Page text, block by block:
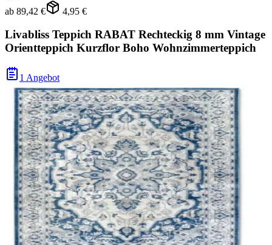
ab 89,42 € 4,95 €
Livabliss Teppich RABAT Rechteckig 8 mm Vintage
Orientteppich Kurzflor Boho Wohnzimmerteppich
1 Angebot